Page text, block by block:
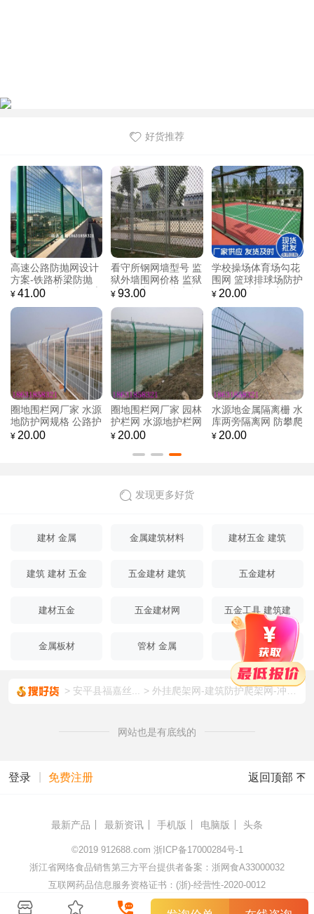
好货推荐
高速公路防抛网设计
方案-铁路桥梁防抛
网-防抛网安全技术交
¥ 41.00
看守所钢网墙型号 监
狱外墙围网价格 监狱
哨所隔离网福嘉定制
¥ 93.00
学校操场体育场勾花
围网 篮球排球场防护
网栏 组装式日字型铁
¥ 20.00
圈地围栏网厂家 水源
地防护网规格 公路护
栏网
¥ 20.00
圈地围栏网厂家 园林
护栏网 水源地护栏网
¥ 20.00
水源地金属隔离栅 水
库两旁隔离网 防攀爬
水源地防护网
¥ 20.00
发现更多好货
建材 金属 金属建筑材料 建材五金 建筑
建筑 建材 五金 五金建材 建筑 五金建材
建材五金 五金建材网 五金工具 建筑建
金属板材
管材 金属 金属棒材
安平县福嘉丝... 外挂爬架网-建筑防护爬架网-冲孔板爬架网
网站也是有底线的
登录 免费注册 返回顶部
最新产品 最新资讯 手机版 电脑版 头条
©2019 912688.com 浙ICP备17000284号-1
浙江省网络食品销售第三方平台提供者备案：浙网食A33000032
互联网药品信息服务资格证书：(浙)-经营性-2020-0012
杭州顺藤网络科技有限公司